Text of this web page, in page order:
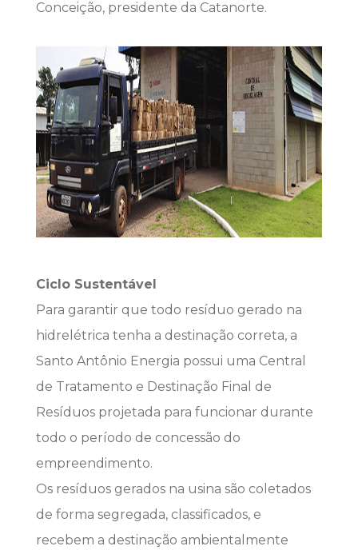
Conceição, presidente da Catanorte.
Ciclo Sustentável
Para garantir que todo resíduo gerado na
hidrelétrica tenha a destinação correta, a
Santo Antônio Energia possui uma Central
de Tratamento e Destinação Final de
Resíduos projetada para funcionar durante
todo o período de concessão do
empreendimento.
Os resíduos gerados na usina são coletados
de forma segregada, classificados, e
recebem a destinação ambientalmente